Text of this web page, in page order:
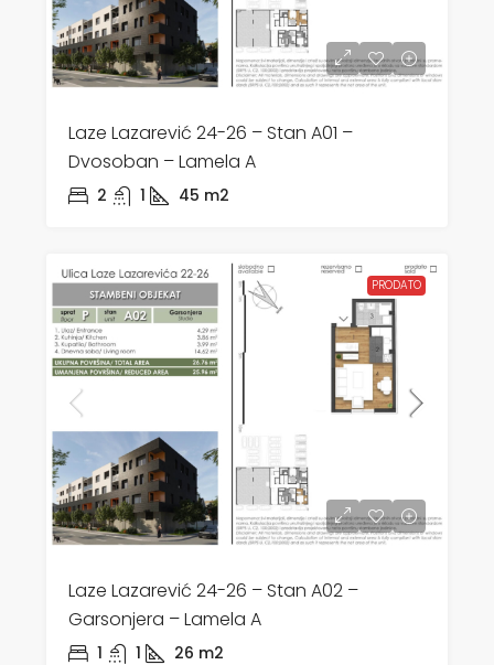
Laze Lazarević 24-26 – Stan A01 –
Dvosoban – Lamela A
2 1 45 m2
PRODATO
Laze Lazarević 24-26 – Stan A02 –
Garsonjera – Lamela A
1 1 26 m2